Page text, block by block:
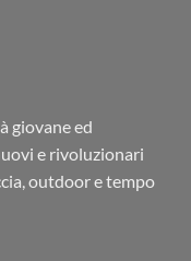
giovane ed
e rivoluzionari
outdoor e tempo